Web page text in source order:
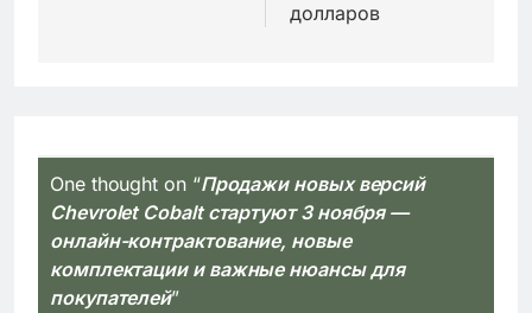
долларов
One thought on “Продажи новых версий
Chevrolet Cobalt стартуют 3 ноября —
онлайн-контрактование, новые
комплектации и важные нюансы для
покупателей”